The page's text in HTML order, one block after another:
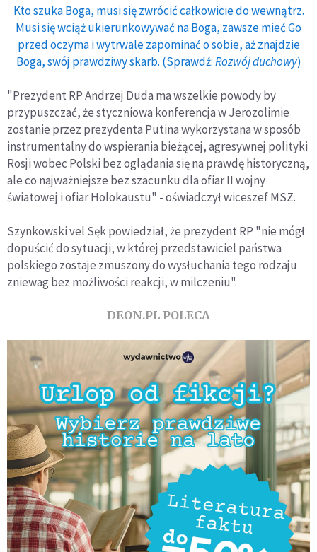
Kto szuka Boga, musi się zwrócić całkowicie do wewnątrz.
Musi się wciąż ukierunkowywać na Boga, zawsze mieć Go
przed oczyma i wytrwale zapominać o sobie, aż znajdzie
Boga, swój prawdziwy skarb. (Sprawdź:Rozwój duchowy)
"Prezydent RP Andrzej Duda ma wszelkie powody by
przypuszczać, że styczniowa konferencja w Jerozolimie
zostanie przez prezydenta Putina wykorzystana w sposób
instrumentalny do wspierania bieżącej, agresywnej polityki
Rosji wobec Polski bez oglądania się na prawdę historyczną,
ale co najważniejsze bez szacunku dla ofiar II wojny
światowej i ofiar Holokaustu" - oświadczył wiceszef MSZ.
Szynkowski vel Sęk powiedział, że prezydent RP "nie mógł
dopuścić do sytuacji, w której przedstawiciel państwa
polskiego zostaje zmuszony do wysłuchania tego rodzaju
zniewag bez możliwości reakcji, w milczeniu".
DEON.PL POLECA